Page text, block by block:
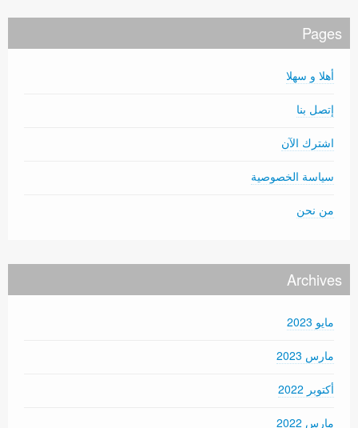
Pages
أهلا و سهلا
إتصل بنا
اشترك الآن
سياسة الخصوصية
من نحن
Archives
مايو 2023
مارس 2023
أكتوبر 2022
مارس 2022